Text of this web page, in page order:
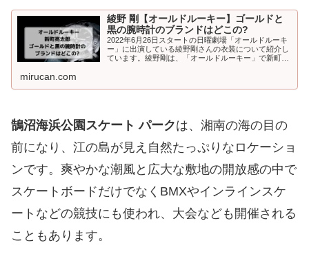
綾野 剛【オールドルーキー】ゴールドと
黒の腕時計のブランドはどこの?
2022年6月26日スタートの日曜劇場「オールドルーキ
ー」に出演している綾野剛さんの衣装について紹介し
ています。綾野剛は、「オールドルーキー」で新町亮
mirucan.com
鵠沼海浜公園スケート パークは、湘南の海の目の
前になり、江の島が見え自然たっぷりなロケーショ
ンです。爽やかな潮風と広大な敷地の開放感の中で
スケートボードだけでなくBMXやインラインスケ
ートなどの競技にも使われ、大会なども開催される
こともあります。